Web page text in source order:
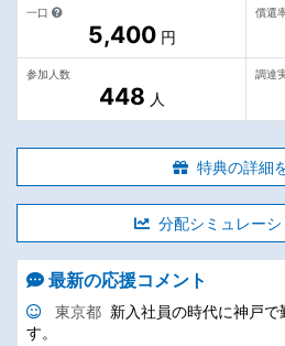
一口
5,400円
償還
参加人数
448 人
調達
特典の詳細
分配シミュレー
最新の応援コメント
東京都 新入社員の時代に神戸
す。